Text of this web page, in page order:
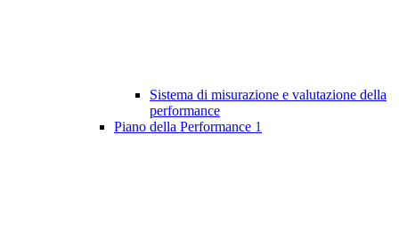
Sistema di misurazione e valutazione della
performance
Piano della Performance 1